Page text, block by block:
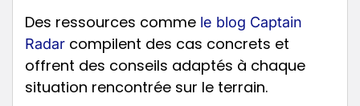
Des ressources comme le blog Captain
Radar compilent des cas concrets et
offrent des conseils adaptés à chaque
situation rencontrée sur le terrain.